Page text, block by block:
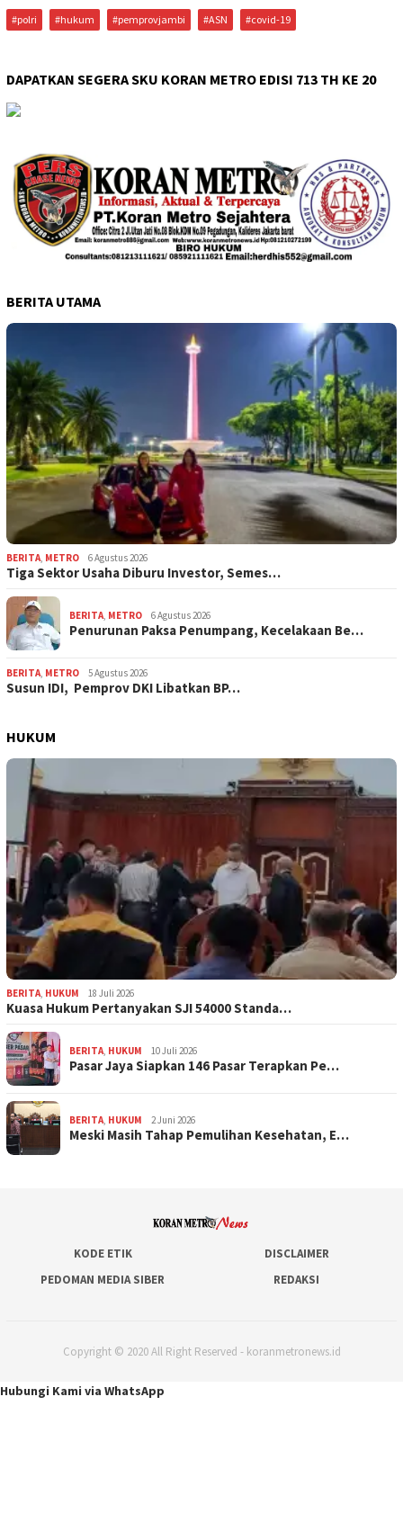
#polri #hukum #pemprovjambi #ASN #covid-19
DAPATKAN SEGERA SKU KORAN METRO EDISI 713 TH KE 20
BERITA UTAMA
BERITA, METRO 6 Agustus 2026
Tiga Sektor Usaha Diburu Investor, Semes…
BERITA, METRO 6 Agustus 2026
Penurunan Paksa Penumpang, Kecelakaan Be…
BERITA, METRO 5 Agustus 2026
Susun IDI, Pemprov DKI Libatkan BP…
HUKUM
BERITA, HUKUM 18 Juli 2026
Kuasa Hukum Pertanyakan SJI 54000 Standa…
BERITA, HUKUM 10 Juli 2026
Pasar Jaya Siapkan 146 Pasar Terapkan Pe…
BERITA, HUKUM 2 Juni 2026
Meski Masih Tahap Pemulihan Kesehatan, E…
KODE ETIK
DISCLAIMER
PEDOMAN MEDIA SIBER
REDAKSI
Copyright © 2020 All Right Reserved - koranmetronews.id
Hubungi Kami via WhatsApp